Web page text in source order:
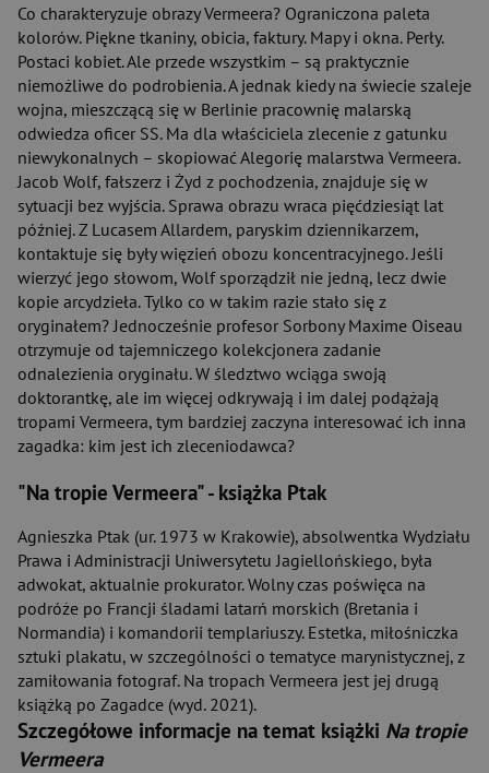
Co charakteryzuje obrazy Vermeera? Ograniczona paleta
kolorów. Piękne tkaniny, obicia, faktury. Mapy i okna. Perły.
Postaci kobiet. Ale przede wszystkim – są praktycznie
niemożliwe do podrobienia. A jednak kiedy na świecie szaleje
wojna, mieszczącą się w Berlinie pracownię malarską
odwiedza oficer SS. Ma dla właściciela zlecenie z gatunku
niewykonalnych – skopiować Alegorię malarstwa Vermeera.
Jacob Wolf, fałszerz i Żyd z pochodzenia, znajduje się w
sytuacji bez wyjścia. Sprawa obrazu wraca pięćdziesiąt lat
później. Z Lucasem Allardem, paryskim dziennikarzem,
kontaktuje się były więzień obozu koncentracyjnego. Jeśli
wierzyć jego słowom, Wolf sporządził nie jedną, lecz dwie
kopie arcydzieła. Tylko co w takim razie stało się z
oryginałem? Jednocześnie profesor Sorbony Maxime Oiseau
otrzymuje od tajemniczego kolekcjonera zadanie
odnalezienia oryginału. W śledztwo wciąga swoją
doktorantkę, ale im więcej odkrywają i im dalej podążają
tropami Vermeera, tym bardziej zaczyna interesować ich inna
zagadka: kim jest ich zleceniodawca?
"Na tropie Vermeera"- książka Ptak
Agnieszka Ptak (ur. 1973 w Krakowie), absolwentka Wydziału
Prawa i Administracji Uniwersytetu Jagiellońskiego, była
adwokat, aktualnie prokurator. Wolny czas poświęca na
podróże po Francji śladami latarń morskich (Bretania i
Normandia) i komandorii templariuszy. Estetka, miłośniczka
sztuki plakatu, w szczególności o tematyce marynistycznej, z
zamiłowania fotograf. Na tropach Vermeera jest jej drugą
książką po Zagadce (wyd. 2021).
Szczegółowe informacje na temat książki Na tropie
Vermeera